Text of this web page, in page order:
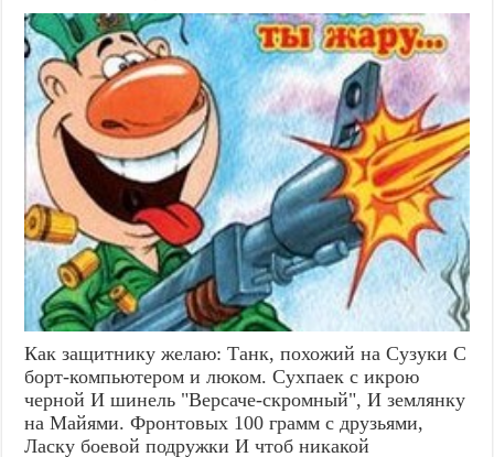
Как защитнику желаю: Танк, похожий на Сузуки С
борт-компьютером и люком. Сухпаек с икрою
черной И шинель "Версаче-скромный", И землянку
на Майями. Фронтовых 100 грамм с друзьями,
Ласку боевой подружки И чтоб никакой